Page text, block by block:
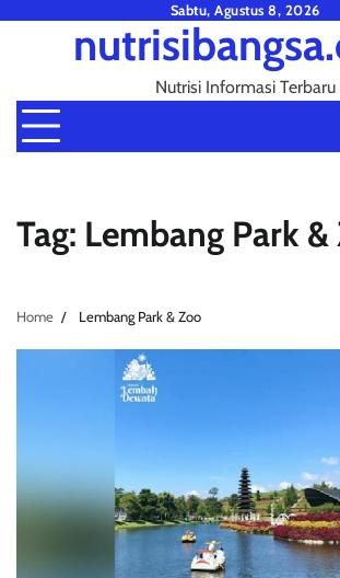
Sabtu, Agustus 8, 2026
Nutrisi Informasi Terbaru
Tag: Lembang Park &
Home Lembang Park & Zoo